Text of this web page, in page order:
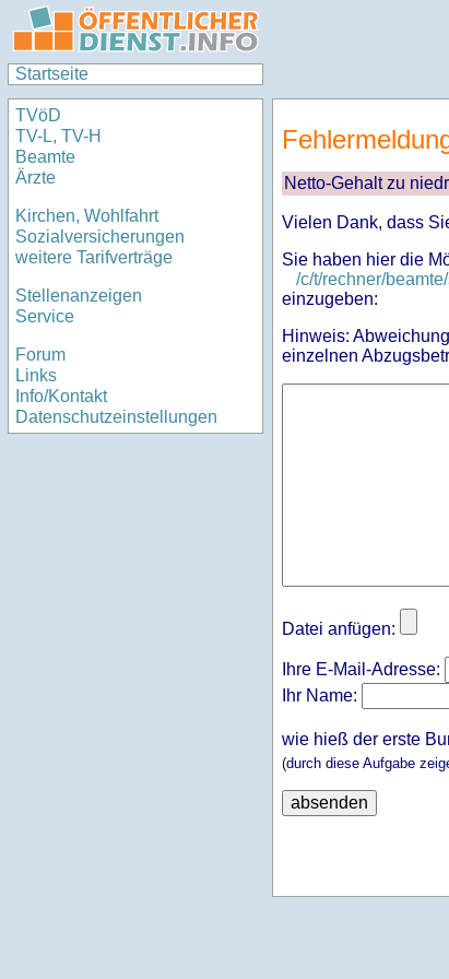
Startseite
TVöD
TV-L, TV-H
Beamte
Ärzte
Kirchen, Wohlfahrt
Sozialversicherungen
weitere Tarifverträge
Stellenanzeigen
Service
Forum
Links
Info/Kontakt
Datenschutzeinstellungen
Netto-Gehalt zu
Vielen Dank, dass
Sie haben hier die
/c/t/rechner/
einzugeben:
Hinweis:
einzelnen
Datei anfügen:
Ihre E-Mail-Adresse:
Ihr Name:
wie hieß der erste
(durch diese Aufgabe